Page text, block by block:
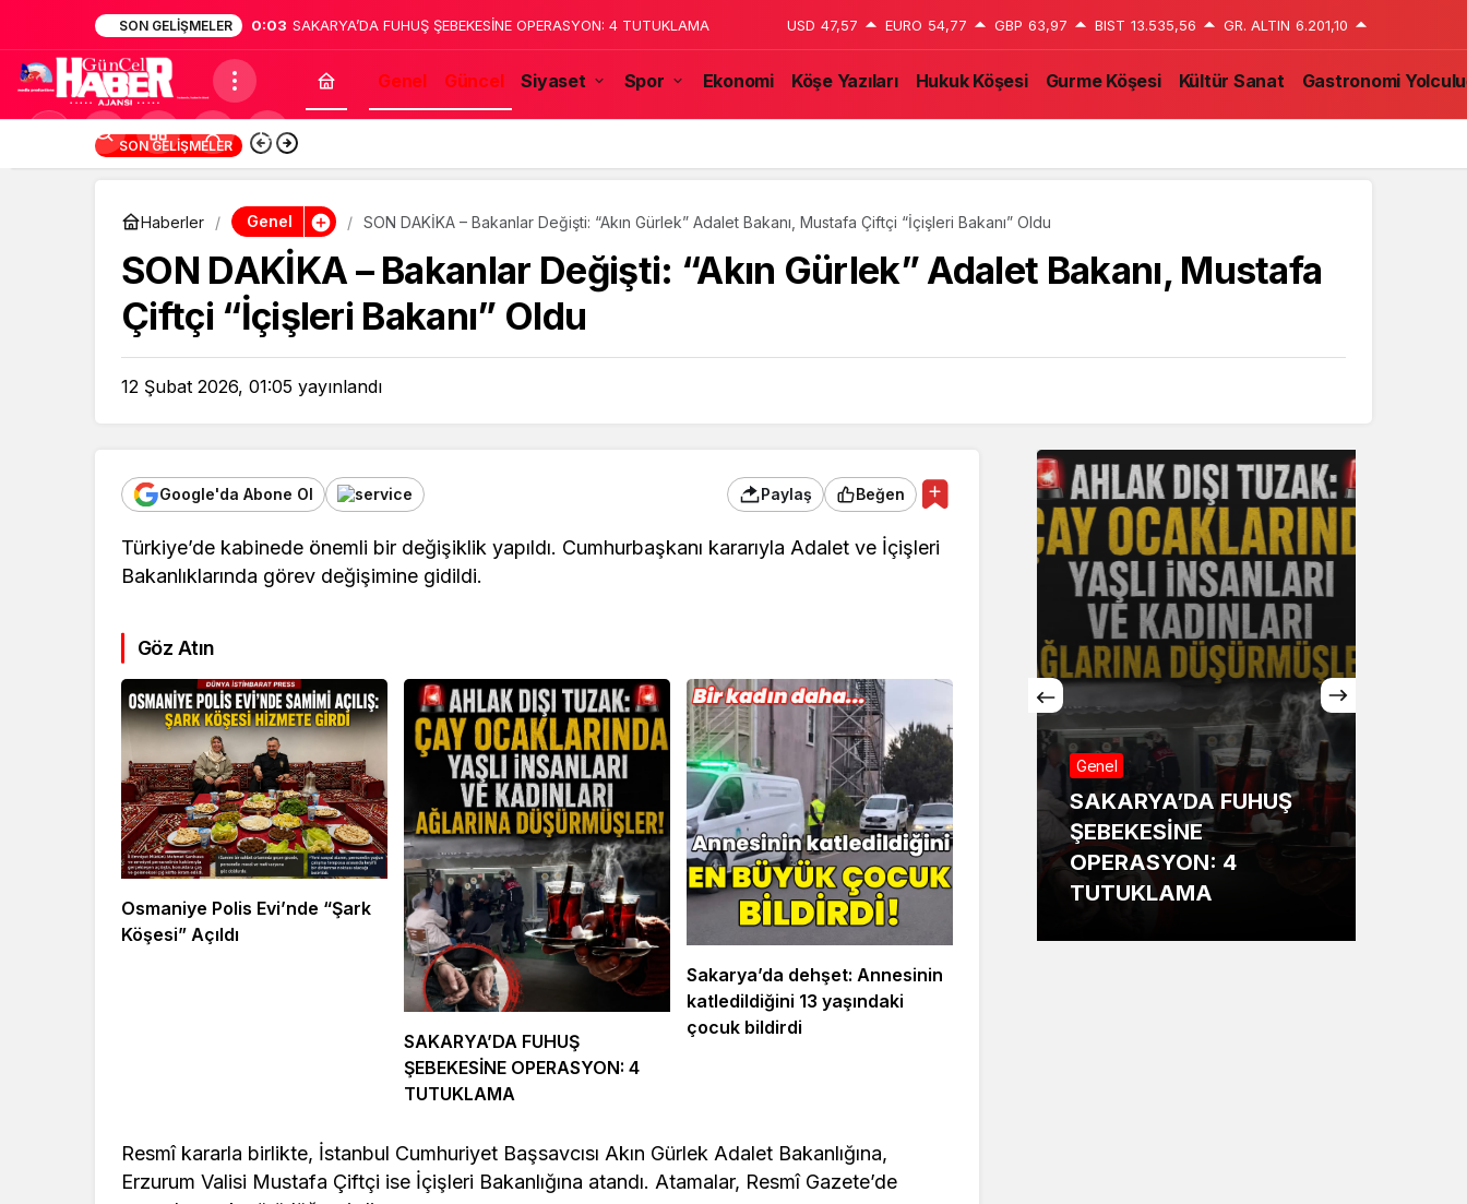
SON GELIŞMELER 0:02 Sakarya’da dehşet: Annesinin katledildiğini 13 yaşındaki çocuk
bildirdi
USD 47,57 EURO 54,77 GBP 63,97 BIST 13.535,56 GR. ALTIN 6.201,10
Genel Güncel Siyaset Spor Ekonomi Köşe Yazıları Hukuk Köşesi Gurme Köşesi Kültür Sanat Gastronomi
değiştir
SON GELIŞMELER
Haberler Genel SON DAKİKA – Bakanlar Değişti: “Akın Gürlek” Adalet Bakanı, Mustafa Çiftçi “İçişleri Bakanı” Oldu
SON DAKİKA – Bakanlar Değişti: “Akın Gürlek” Adalet Bakanı, Mustafa
Çiftçi “İçişleri Bakanı” Oldu
12 Şubat 2026, 01:05 yayınlandı
Google'da Abone Ol Paylaş Beğen
Türkiye’de kabinede önemli bir değişiklik yapıldı. Cumhurbaşkanı kararıyla Adalet ve İçişleri
Bakanlıklarında görev değişimine gidildi.
Göz Atın
Osmaniye Polis Evi’nde “Şark
Köşesi” Açıldı
SAKARYA’DA FUHUŞ
ŞEBEKESİNE OPERASYON: 4
TUTUKLAMA
Sakarya’da dehşet: Annesinin
katledildiğini 13 yaşındaki
çocuk bildirdi
Resmî kararla birlikte, İstanbul Cumhuriyet Başsavcısı Akın Gürlek Adalet Bakanlığına,
Erzurum Valisi Mustafa Çiftçi ise İçişleri Bakanlığına atandı. Atamalar, Resmî Gazete’de
Türk Müziğinin
Unutulmaz İsmi Tanju
Okan Vefat Yıl
Mersin’de Ekonomi ve
Siyaset Gündemi:
Önemli İsimler Bir Araya
Geldi
Genel
Osmaniye Polis Evi’nde
“Şark Köşesi” Açıldı
Genel
SAKARYA’DA FUHUŞ
ŞEBEKESİNE
OPERASYON: 4
TUTUKLAMA